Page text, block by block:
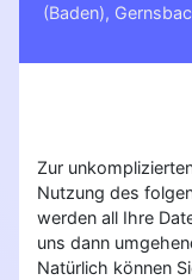
(Baden),
Zur
Nutzung des
werden all Ihre
uns dann
Natürlich können